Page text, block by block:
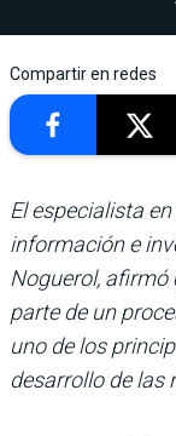
Compartir en redes
El especialista
información e
Noguerol,
parte de un
uno de los
desarrollo de las